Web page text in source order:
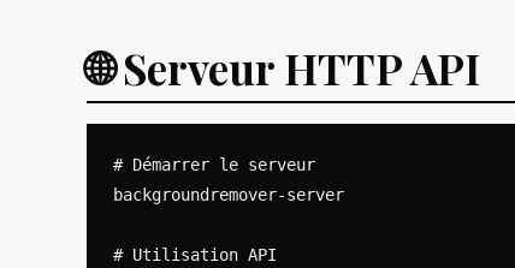
🌐 Serveur HTTP API
# Démarrer le serveur
backgroundremover-server
# Utilisation API